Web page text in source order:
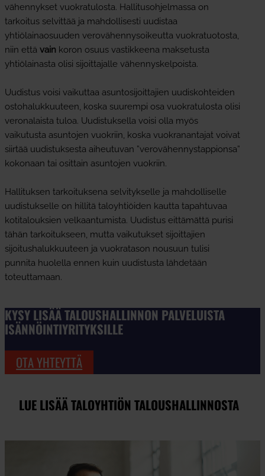
vähennykset vuokratulosta. Hallitusohjelmassa on
tarkoitus selvittää ja mahdollisesti uudistaa
yhtiölainaosuuden verovähennysoikeutta vuokratuotosta,
niin että vain koron osuus vastikkeena maksetusta
yhtiölainasta olisi sijoittajalle vähennyskelpoista.
Uudistus voisi vaikuttaa asuntosijoittajien uudiskohteiden
ostohalukkuuteen, koska suurempi osa vuokratulosta olisi
veronalaista tuloa. Uudistuksella voisi olla myös
vaikutusta asuntojen vuokriin, koska vuokranantajat voivat
siirtää uudistuksesta aiheutuvan ”verovähennystappionsa”
kokonaan tai osittain asuntojen vuokriin.
Hallituksen tarkoituksena selvitykselle ja mahdolliselle
uudistukselle on hillitä taloyhtiöiden kautta tapahtuvaa
kotitalouksien velkaantumista. Uudistus eittämättä purisi
tähän tarkoitukseen, mutta vaikutukset sijoittajien
sijoitushalukkuuteen ja vuokratason nousuun tulisi
punnita huolella ennen kuin uudistusta lähdetään
toteuttamaan.
KYSY LISÄÄ TALOUSHALLINNON PALVELUISTA
ISÄNNÖINTIYRITYKSILLE
OTA YHTEYTTÄ
LUE LISÄÄ TALOYHTIÖN TALOUSHALLINNOSTA